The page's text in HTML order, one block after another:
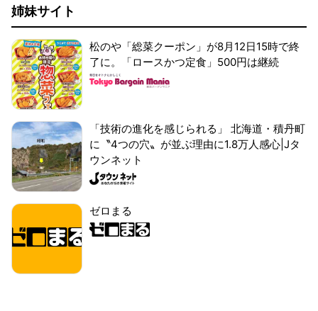
姉妹サイト
松のや「総菜クーポン」が8月12日15時で終
了に。「ロースかつ定食」500円は継続
「技術の進化を感じられる」 北海道・積丹町
に〝4つの穴〟が並ぶ理由に1.8万人感心|Jタ
ウンネット
ゼロまる